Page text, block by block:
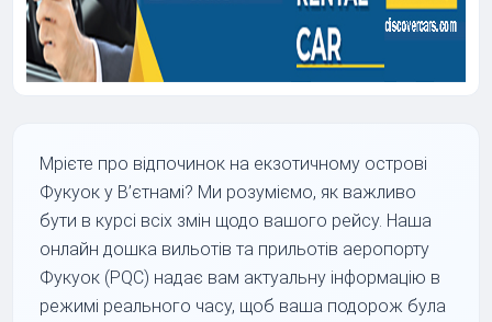
Мрієте про відпочинок на екзотичному острові
Фукуок у В’єтнамі? Ми розуміємо, як важливо
бути в курсі всіх змін щодо вашого рейсу. Наша
онлайн дошка вильотів та прильотів аеропорту
Фукуок (PQC) надає вам актуальну інформацію в
режимі реального часу, щоб ваша подорож була